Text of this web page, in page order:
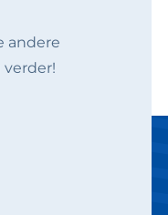
andere
verder!